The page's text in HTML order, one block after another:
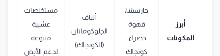
أبرز
المكونات
جارسينيا،
قهوة
خضراء،
كونجاك
ألياف
الجلوكومانان
(الكونجاك)
مستخلصات
عشبية
متنوعة
لدعم الأيض